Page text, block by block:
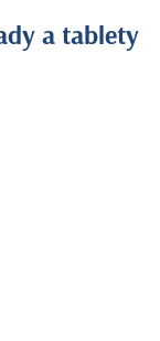
a tablety